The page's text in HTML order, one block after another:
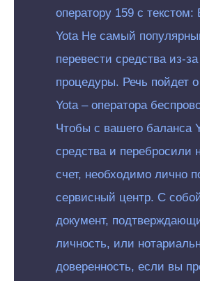
оператору 159 с текстом:
Yota Не самый
перевести средства из-
процедуры. Речь пойдет
Yota – оператора
Чтобы с вашего баланса
средства и перебросили
счет, необходимо лично
сервисный центр. С
документ,
личность, или
доверенность, если вы